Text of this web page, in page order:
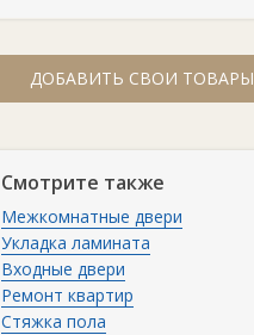
ДОБАВИТЬ СВОИ ТОВАРЫ
Смотрите также
Межкомнатные двери
Укладка ламината
Входные двери
Ремонт квартир
Стяжка пола